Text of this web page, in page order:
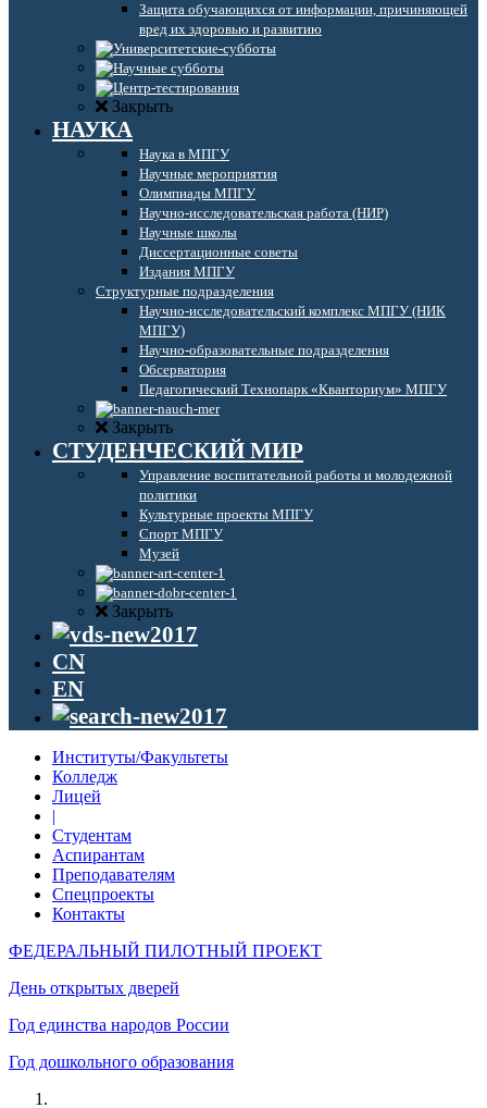
Защита обучающихся от информации, причиняющей
вред их здоровью и развитию
Закрыть
НАУКА
Наука в МПГУ
Научные мероприятия
Олимпиады МПГУ
Научно-исследовательская работа (НИР)
Научные школы
Диссертационные советы
Издания МПГУ
Структурные подразделения
Научно-исследовательский комплекс МПГУ (НИК
МПГУ)
Научно-образовательные подразделения
Обсерватория
Педагогический Технопарк «Кванториум» МПГУ
Закрыть
СТУДЕНЧЕСКИЙ МИР
Управление воспитательной работы и молодежной
политики
Культурные проекты МПГУ
Спорт МПГУ
Музей
Закрыть
CN
EN
Институты/Факультеты
Колледж
Лицей
|
Студентам
Аспирантам
Преподавателям
Спецпроекты
Контакты
ФЕДЕРАЛЬНЫЙ ПИЛОТНЫЙ ПРОЕКТ
День открытых дверей
Год единства народов России
Год дошкольного образования